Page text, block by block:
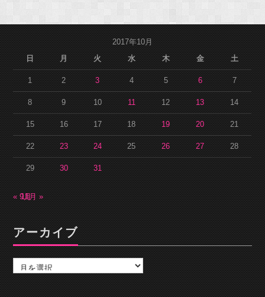
2017年10月
日
月 火 水 木 金 土
1 2 3 4 5 6 7
8 9 10 11 12 13 14
15 16 17 18 19 20 21
22 23 24 25 26 27 28
29 30 31
« 9月
11月 »
アーカイブ
カ